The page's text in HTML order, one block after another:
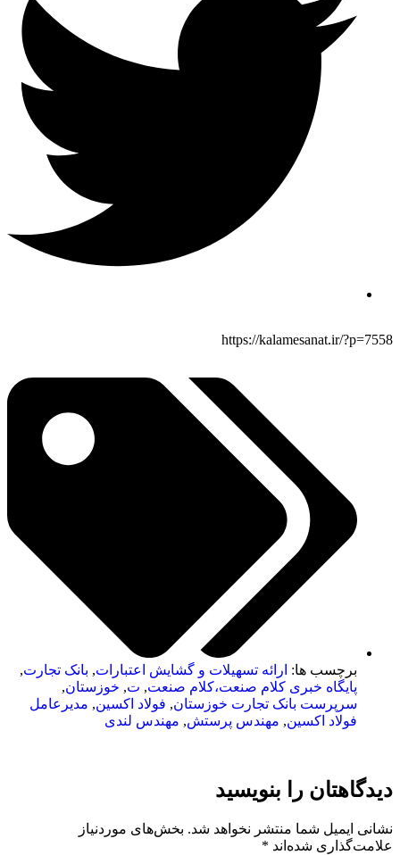
https://kalamesanat.ir/?p=7558
برچسب ها: ارائه تسهیلات و گشایش اعتبارات, بانک تجارت,
پایگاه خبری کلام صنعت،کلام صنعت, ت, خوزستان,
سرپرست بانک تجارت خوزستان, فولاد اکسین, مدیرعامل
فولاد اکسین, مهندس پرستش, مهندس لندی
دیدگاهتان را بنویسید
نشانی ایمیل شما منتشر نخواهد شد. بخش‌های موردنیاز
علامت‌گذاری شده‌اند *